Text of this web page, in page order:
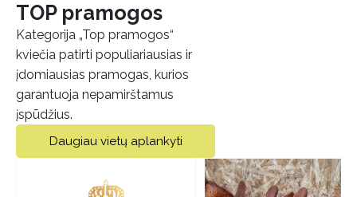
TOP pramogos
Kategorija „Top pramogos“
kviečia patirti populiariausias ir
įdomiausias pramogas, kurios
garantuoja nepamirštamus
įspūdžius.
Daugiau vietų aplankyti